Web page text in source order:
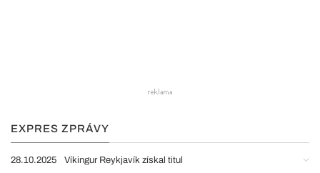
EXPRES ZPRÁVY
28.10.2025 Víkingur Reykjavík získal titul